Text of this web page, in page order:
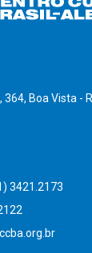
364, Boa Vista -
3421.2173